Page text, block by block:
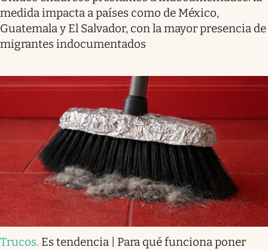
medida impacta a países como de México,
Guatemala y El Salvador, con la mayor presencia de
migrantes indocumentados
Trucos. Es tendencia | Para qué funciona poner